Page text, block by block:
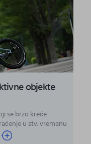
objekte
se brzo kreće
u stv. vremenu